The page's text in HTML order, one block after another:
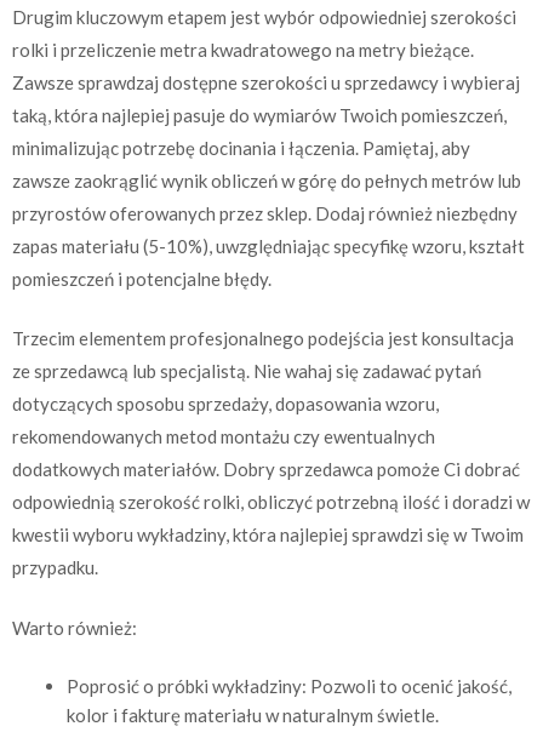
Drugim kluczowym etapem jest wybór odpowiedniej szerokości
rolki i przeliczenie metra kwadratowego na metry bieżące.
Zawsze sprawdzaj dostępne szerokości u sprzedawcy i wybieraj
taką, która najlepiej pasuje do wymiarów Twoich pomieszczeń,
minimalizując potrzebę docinania i łączenia. Pamiętaj, aby
zawsze zaokrąglić wynik obliczeń w górę do pełnych metrów lub
przyrostów oferowanych przez sklep. Dodaj również niezbędny
zapas materiału (5-10%), uwzględniając specyfikę wzoru, kształt
pomieszczeń i potencjalne błędy.
Trzecim elementem profesjonalnego podejścia jest konsultacja
ze sprzedawcą lub specjalistą. Nie wahaj się zadawać pytań
dotyczących sposobu sprzedaży, dopasowania wzoru,
rekomendowanych metod montażu czy ewentualnych
dodatkowych materiałów. Dobry sprzedawca pomoże Ci dobrać
odpowiednią szerokość rolki, obliczyć potrzebną ilość i doradzi w
kwestii wyboru wykładziny, która najlepiej sprawdzi się w Twoim
przypadku.
Warto również:
Poprosić o próbki wykładziny: Pozwoli to ocenić jakość,
kolor i fakturę materiału w naturalnym świetle.